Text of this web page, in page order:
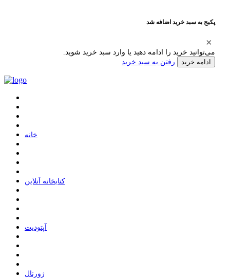
پکیج به سبد خرید اضافه شد
می‌توانید خرید را ادامه دهید یا وارد سبد خرید شوید.
ادامه خرید رفتن به سبد خرید
ﺧﺎﻧﻪ
ﮐﺘﺎﺑﺨﺎﻧﻪ ﺁﻧﻼﯾﻦ
ﺁﭘﺘﻮﺩﯾﺖ
ﮊﻭﺭﻧﺎﻝ